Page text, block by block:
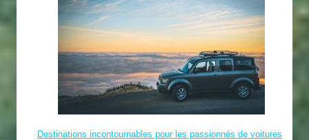
Destinations incontournables pour les passionnés de voitures